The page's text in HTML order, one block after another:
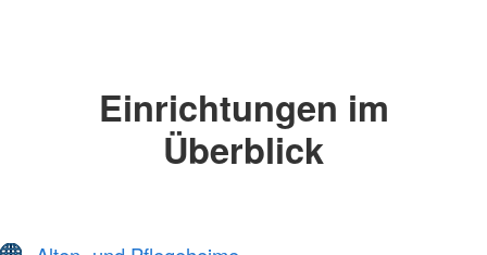
Einrichtungen im
Überblick